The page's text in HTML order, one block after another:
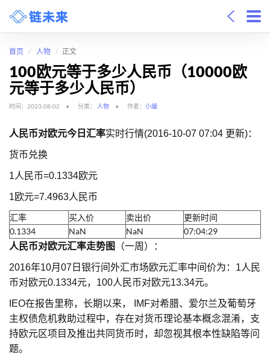
首页 人物 正文
100欧元等于多少人民币（10000欧
元等于多少人民币）
时间：2023-08-02 分类： 人物 作者： 小编
人民币对欧元今日汇率实时行情(2016-10-07 07:04 更新)：
货币兑换
1人民币=0.1334欧元
1欧元=7.4963人民币
汇率
买入价 卖出价
更新时间
0.1334
NaN NaN
07:04:29
人民币对欧元汇率走势图
（一周）：
2016年10月07日银行间外汇市场欧元汇率中间价为：1人民
币对欧元0.1334元，100人民币对欧元13.34元。
IEO在报告里称，长期以来， IMF对希腊、爱尔兰及葡萄牙
主权债危机救助过程中，存在对货币理论基本概念混淆，支
持欧元区项目及推出共同货币时，却忽视其根本性缺陷等问
题。